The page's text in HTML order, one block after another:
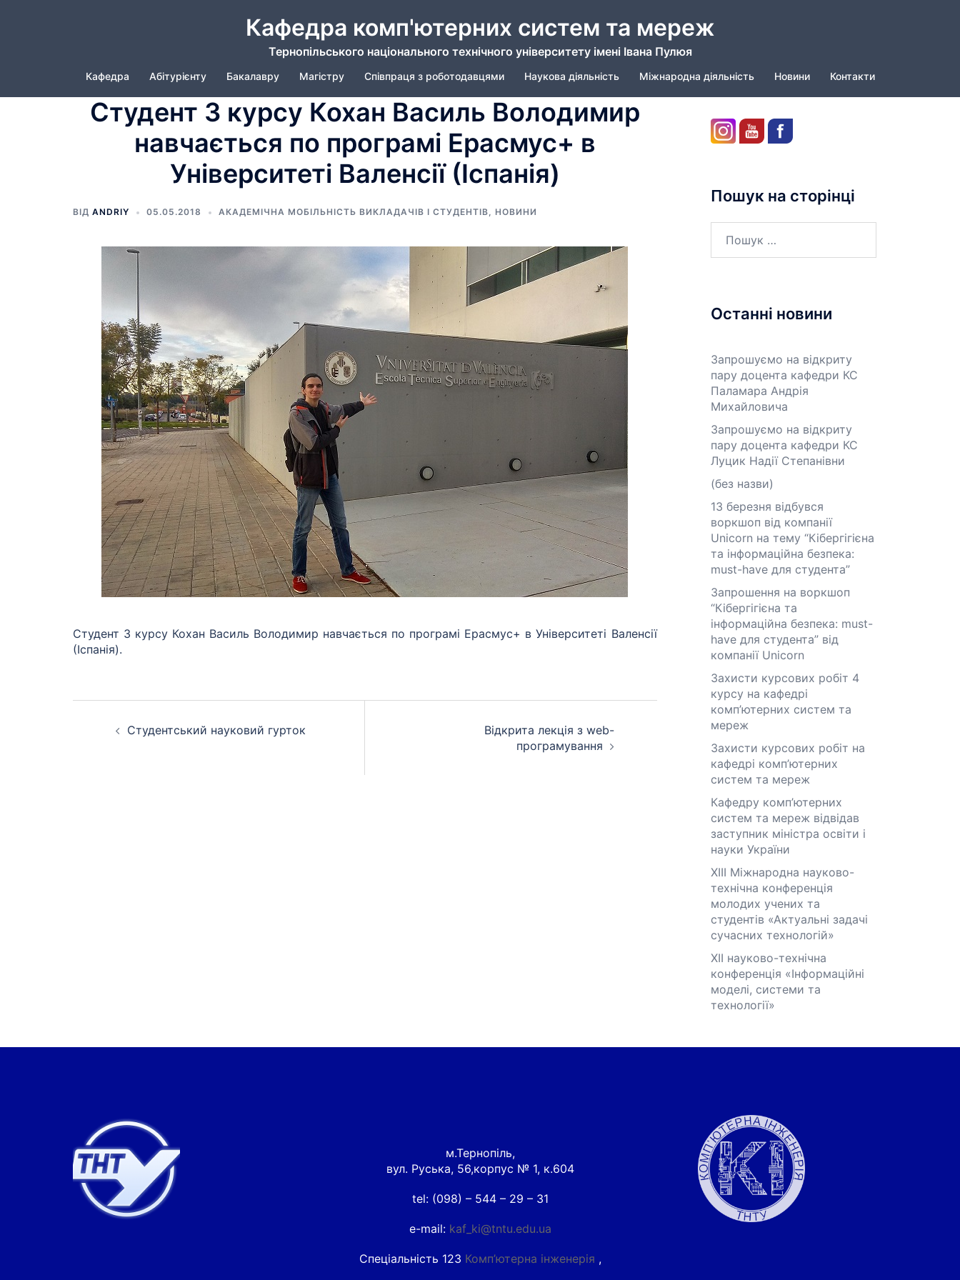
Кафедра комп'ютерних систем та мереж
Тернопільського національного технічного університету імені Івана Пулюя
Кафедра Абітурієнту Бакалавру Магістру Співпраця з роботодавцями Наукова діяльність Міжнародна діяльність Новини Контакти
Студент 3 курсу Кохан Василь Володимир
навчається по програмі Ерасмус+ в
Університеті Валенсії (Іспанія)
ВІД ANDRIY 05.05.2018 АКАДЕМІЧНА МОБІЛЬНІСТЬ ВИКЛАДАЧІВ І СТУДЕНТІВ, НОВИНИ
Студент 3 курсу Кохан Василь Володимир навчається по програмі Ерасмус+ в Університеті Валенсії
(Іспанія).
Студентський науковий гурток
Відкрита лекція з web-
програмування
Пошук на сторінці
Останні новини
Запрошуємо на відкриту
пару доцента кафедри КС
Паламара Андрія
Михайловича
Запрошуємо на відкриту
пару доцента кафедри КС
Луцик Надії Степанівни
(без назви)
13 березня відбувся
воркшоп від компанії
Unicorn на тему “Кібергігієна
та інформаційна безпека:
must-have для студента”
Запрошення на воркшоп
“Кібергігієна та
інформаційна безпека: must-
have для студента” від
компанії Unicorn
Захисти курсових робіт 4
курсу на кафедрі
комп’ютерних систем та
мереж
Захисти курсових робіт на
кафедрі комп’ютерних
систем та мереж
Кафедру комп’ютерних
систем та мереж відвідав
заступник міністра освіти і
науки України
XІІІ Міжнародна науково-
технічна конференція
молодих учених та
студентів «Актуальні задачі
сучасних технологій»
XІІ науково-технічна
конференція «Інформаційні
моделі, системи та
технології»
м.Тернопіль,
вул. Руська, 56,корпус № 1, к.604
tel: (098) – 544 – 29 – 31
e-mail: kaf_ki@tntu.edu.ua
Спеціальність 123 Комп’ютерна інженерія ,